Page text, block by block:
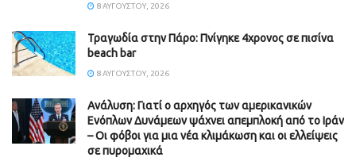
8 ΑΥΓΟΎΣΤΟΥ, 2026
Τραγωδία στην Πάρο: Πνίγηκε 4χρονος σε πισίνα
beach bar
8 ΑΥΓΟΎΣΤΟΥ, 2026
Ανάλυση: Γιατί ο αρχηγός των αμερικανικών
Ενόπλων Δυνάμεων ψάχνει απεμπλοκή από το Ιράν
– Οι φόβοι για μια νέα κλιμάκωση και οι ελλείψεις
σε πυρομαχικά